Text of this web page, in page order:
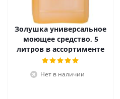
Золушка универсальное
моющее средство, 5
литров в ассортименте
Нет в наличии